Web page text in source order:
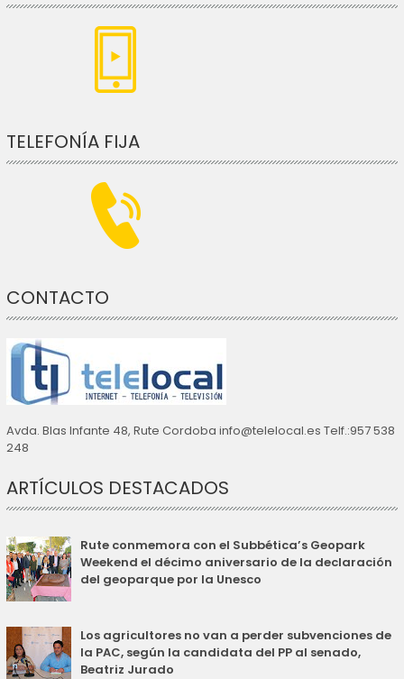
TELEFONÍA FIJA
CONTACTO
Avda. Blas Infante 48, Rute Cordoba info@telelocal.es Telf.:957 538
248
ARTÍCULOS DESTACADOS
Rute conmemora con el Subbética’s Geopark
Weekend el décimo aniversario de la declaración
del geoparque por la Unesco
Los agricultores no van a perder subvenciones de
la PAC, según la candidata del PP al senado,
Beatriz Jurado